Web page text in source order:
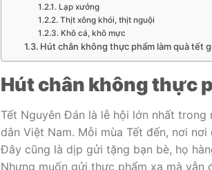
Lạp xưởng
Thịt xông khói, thịt nguội
Khô cá, khô mực
Hút chân không thực phẩm làm quà tết
Hút chân không thực
Tết Nguyên Đán là lễ hội lớn nhất
dân Việt Nam. Mỗi mùa Tết đến, nơi
Đây cũng là dịp gửi tặng bạn bè, họ
Nhưng muốn gửi thực phẩm xa mà